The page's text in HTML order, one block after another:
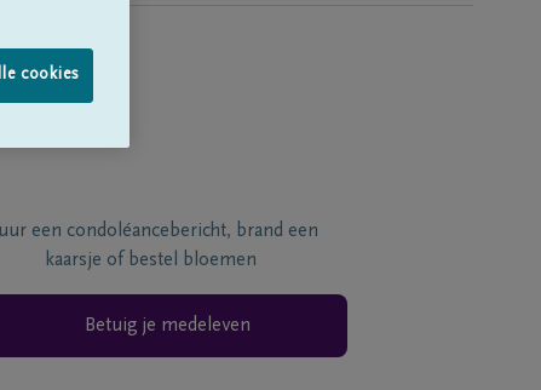
een condoléancebericht, brand een
kaarsje of bestel bloemen
Betuig je medeleven
cookies